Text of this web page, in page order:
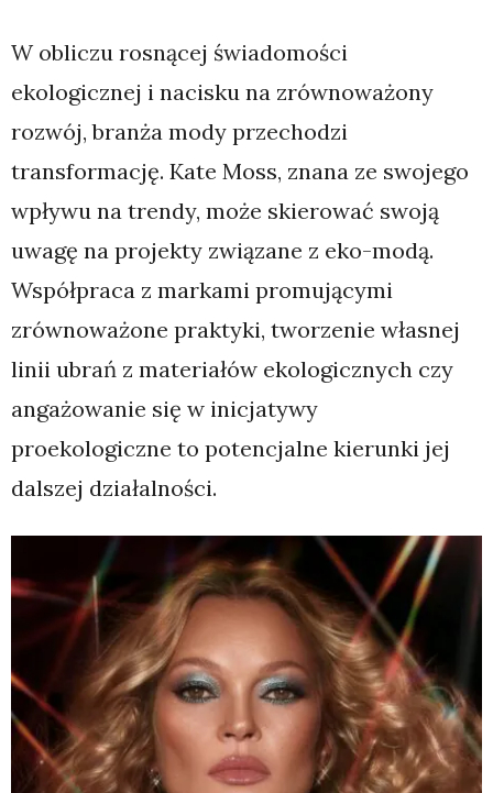
W obliczu rosnącej świadomości
ekologicznej i nacisku na zrównoważony
rozwój, branża mody przechodzi
transformację. Kate Moss, znana ze swojego
wpływu na trendy, może skierować swoją
uwagę na projekty związane z eko-modą.
Współpraca z markami promującymi
zrównoważone praktyki, tworzenie własnej
linii ubrań z materiałów ekologicznych czy
angażowanie się w inicjatywy
proekologiczne to potencjalne kierunki jej
dalszej działalności.